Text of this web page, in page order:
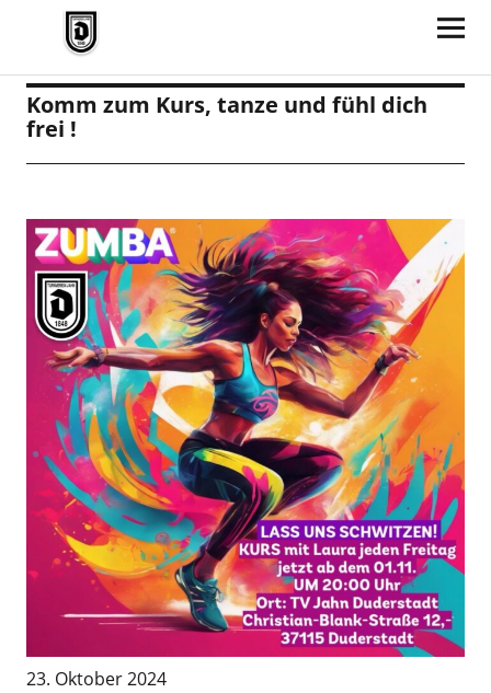
TV Jahn Duderstadt
Komm zum Kurs, tanze und fühl dich
frei !
23. Oktober 2024